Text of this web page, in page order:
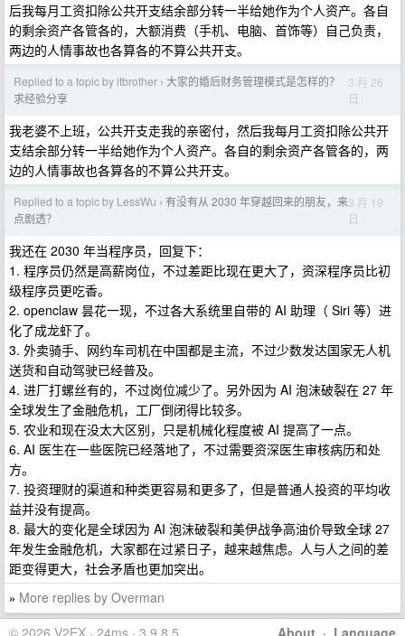
后我每月工资扣除公共开支结余部分转一半给她作为个人资产。各自
的剩余资产各管各的，大额消费（手机、电脑、首饰等）自己负责，
两边的人情事故也各算各的不算公共开支。
Replied to a topic by itbrother › 大家的婚后财务管理模式是怎样的？
求经验分享
3 月 26
日
我老婆不上班，公共开支走我的亲密付，然后我每月工资扣除公共开
支结余部分转一半给她作为个人资产。各自的剩余资产各管各的，两
边的人情事故也各算各的不算公共开支。
Replied to a topic by LessWu › 有没有从 2030 年穿越回来的朋友，来
点剧透？
3 月 19
日
我还在 2030 年当程序员，回复下：
1. 程序员仍然是高薪岗位，不过差距比现在更大了，资深程序员比初
级程序员更吃香。
2. openclaw 昙花一现，不过各大系统里自带的 AI 助理（ Siri 等）进
化了成龙虾了。
3. 外卖骑手、网约车司机在中国都是主流，不过少数发达国家无人机
送货和自动驾驶已经普及。
4. 进厂打螺丝有的，不过岗位减少了。另外因为 AI 泡沫破裂在 27 年
全球发生了金融危机，工厂倒闭得比较多。
5. 农业和现在没太大区别，只是机械化程度被 AI 提高了一点。
6. AI 医生在一些医院已经落地了，不过需要资深医生审核病历和处
方。
7. 投资理财的渠道和种类更容易和更多了，但是普通人投资的平均收
益并没有提高。
8. 最大的变化是全球因为 AI 泡沫破裂和美伊战争高油价导致全球 27
年发生金融危机，大家都在过紧日子，越来越焦虑。人与人之间的差
距变得更大，社会矛盾也更加突出。
» More replies by Overman
About · Language
© 2026 V2EX · 24ms · 3.9.8.5